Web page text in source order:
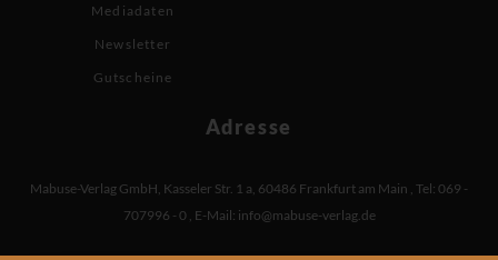
Mediadaten
Newsletter
Gutscheine
Adresse
Mabuse-Verlag GmbH, Kasseler Str. 1 a, 60486 Frankfurt am Main , Tel: 069 -
707996 - 0 , E-Mail: info@mabuse-verlag.de